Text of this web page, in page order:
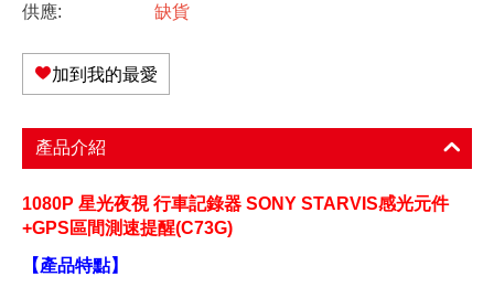
供應:
缺貨
加到我的最愛
產品介紹
1080P 星光夜視 行車記錄器 SONY STARVIS感光元件
+GPS區間測速提醒(C73G)
【產品特點】